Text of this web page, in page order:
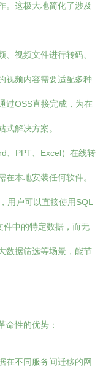
。这极大地简化了涉及
、视频文件进行转码、
视频内容需要适配多种
过OSS直接完成，为在
解决方案。
、PPT、Excel）在线转
本地安装任何软件。
用户可以直接使用SQL
件中的特定数据，而无
数据筛选等场景，能节
命性的优势：
在不同服务间迁移的网